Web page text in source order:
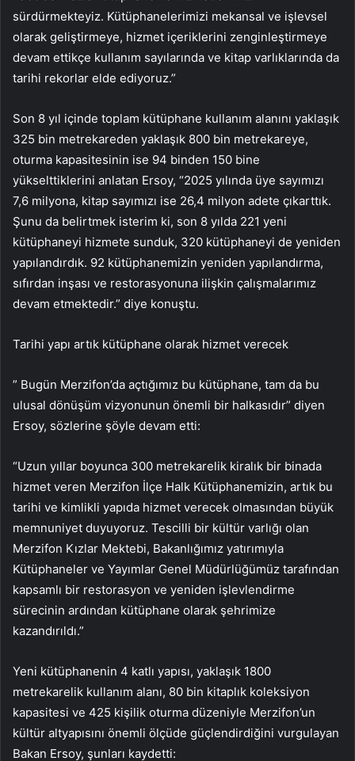
sürdürmekteyiz. Kütüphanelerimizi mekansal ve işlevsel
olarak geliştirmeye, hizmet içeriklerini zenginleştirmeye
devam ettikçe kullanım sayılarında ve kitap varlıklarında da
tarihi rekorlar elde ediyoruz.”
Son 8 yıl içinde toplam kütüphane kullanım alanını yaklaşık
325 bin metrekareden yaklaşık 800 bin metrekareye,
oturma kapasitesinin ise 94 binden 150 bine
yükselttiklerini anlatan Ersoy, “2025 yılında üye sayımızı
7,6 milyona, kitap sayımızı ise 26,4 milyon adete çıkarttık.
Şunu da belirtmek isterim ki, son 8 yılda 221 yeni
kütüphaneyi hizmete sunduk, 320 kütüphaneyi de yeniden
yapılandırdık. 92 kütüphanemizin yeniden yapılandırma,
sıfırdan inşası ve restorasyonuna ilişkin çalışmalarımız
devam etmektedir.” diye konuştu.
Tarihi yapı artık kütüphane olarak hizmet verecek
” Bugün Merzifon’da açtığımız bu kütüphane, tam da bu
ulusal dönüşüm vizyonunun önemli bir halkasıdır” diyen
Ersoy, sözlerine şöyle devam etti:
“Uzun yıllar boyunca 300 metrekarelik kiralık bir binada
hizmet veren Merzifon İlçe Halk Kütüphanemizin, artık bu
tarihi ve kimlikli yapıda hizmet verecek olmasından büyük
memnuniyet duyuyoruz. Tescilli bir kültür varlığı olan
Merzifon Kızlar Mektebi, Bakanlığımız yatırımıyla
Kütüphaneler ve Yayımlar Genel Müdürlüğümüz tarafından
kapsamlı bir restorasyon ve yeniden işlevlendirme
sürecinin ardından kütüphane olarak şehrimize
kazandırıldı.”
Yeni kütüphanenin 4 katlı yapısı, yaklaşık 1800
metrekarelik kullanım alanı, 80 bin kitaplık koleksiyon
kapasitesi ve 425 kişilik oturma düzeniyle Merzifon’un
kültür altyapısını önemli ölçüde güçlendirdiğini vurgulayan
Bakan Ersoy, şunları kaydetti: